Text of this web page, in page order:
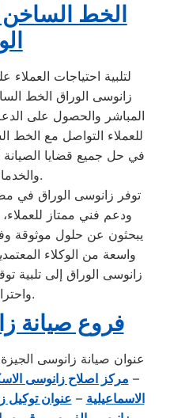
الخط
لتلبية احتياجات
المباشر والحصول على
للعملاء التواصل مع
في حل جميع قضايا الصيانة
والخدمات المقدمة.
توفر زانوسى الوراق في
ودعم فني ممتاز للعملاء،
يبحثون عن حلول موثوقة
واسعة من الوكلاء
زانوسى الوراق إلى تلبية
واحترافية عالية.
فروع صيانة
عنوان صيانة زانوسى
– مركز اصلاح زانوسى
الاسماعيلية – عنوان